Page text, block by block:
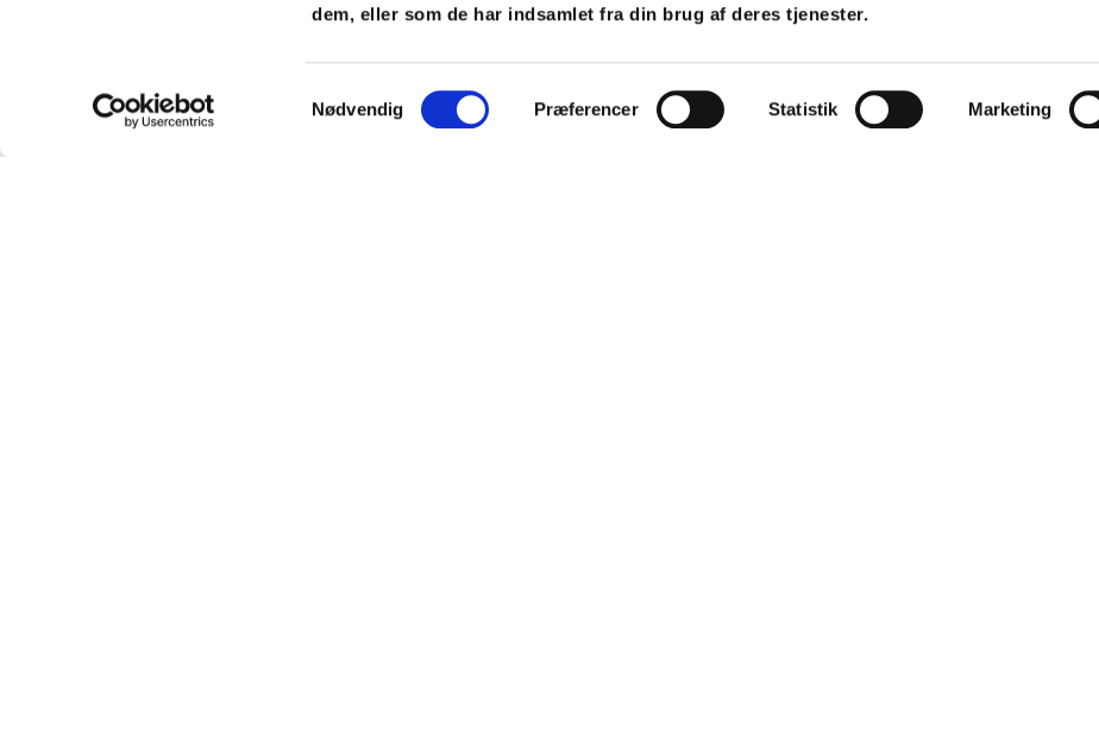
dem, eller som de har indsamlet fra din brug af deres tjenester.
Samtykkevalg
Nødvendig Præferencer Statistik Marketing